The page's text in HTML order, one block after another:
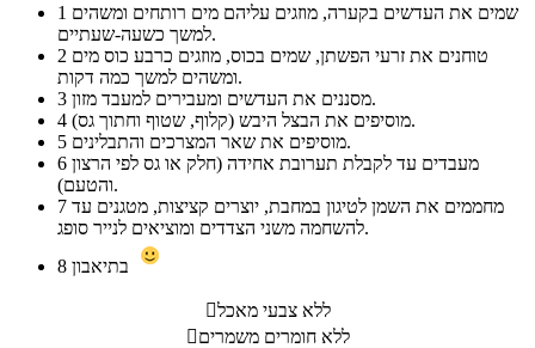
1
למשך כשעה-שעתיים.
2
ומשהים למשך כמה דקות.
3
מסננים את העדשים ומעבירים למעבד מזון.
4
מוסיפים את הבצל היבש (קלוף, שטוף וחתוך גס).
5
מוסיפים את שאר המצרכים והתבלינים.
6
והטעם).
7
להשחמה משני הצדדים ומוציאים לנייר סופג.
8
ללא צבעי מאכל
ללא חומרים משמרים